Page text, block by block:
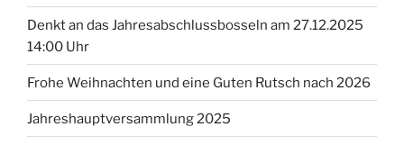
Denkt an das Jahresabschlussbosseln am 27.12.2025
14:00 Uhr
Frohe Weihnachten und eine Guten Rutsch nach 2026
Jahreshauptversammlung 2025